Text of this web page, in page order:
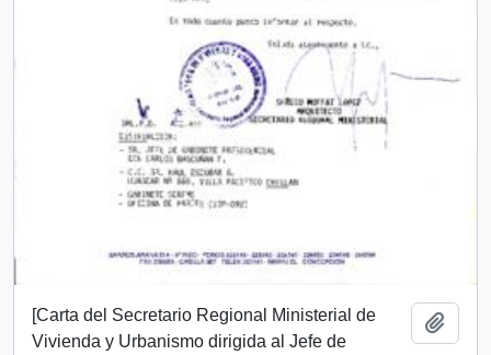
[Carta del Secretario Regional Ministerial de
Vivienda y Urbanismo dirigida al Jefe de